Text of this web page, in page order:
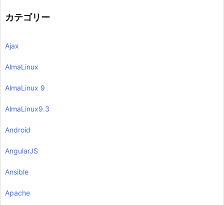
カテゴリー
Ajax
AlmaLinux
AlmaLinux 9
AlmaLinux9.3
Android
AngularJS
Ansible
Apache